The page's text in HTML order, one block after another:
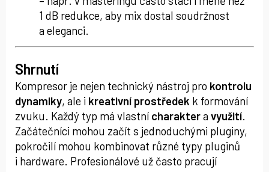
1 dB redukce, aby mix dostal soudržnost
a eleganci.
Shrnutí
Kompresor je nejen technický nástroj pro kontrolu
dynamiky, ale i kreativní prostředek k formování
zvuku. Každý typ má vlastní charaktera využití.
Začátečníci mohou začít s jednoduchými pluginy,
pokročilí mohou kombinovat různé typy pluginů
i hardware. Profesionálové už často pracují